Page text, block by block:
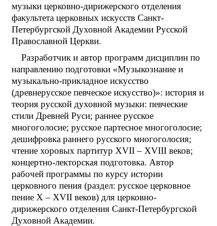
музыки церковно-дирижерского отделения
факультета церковных искусств Санкт-
Петербургской Духовной Академии Русской
Православной Церкви.
Разработчик и автор программ дисциплин по
направлению подготовки «Музыкознание и
музыкально-прикладное искусство
(древнерусское певческое искусство)»: история и
теория русской духовной музыки: певческие
стили Древней Руси; раннее русское
многоголосие; русское партесное многоголосие;
дешифровка раннего русского многоголосия;
чтение хоровых партитур XVII – XVIII веков;
концертно-лекторская подготовка. Автор
рабочей программы по курсу истории
церковного пения (раздел: русское церковное
пение X – XVII веков) для церковно-
дирижерского отделения Санкт-Петербургской
Духовной Академии.